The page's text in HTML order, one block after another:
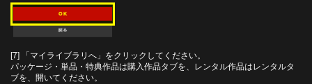
[7] 「マイライブラリへ」をクリックしてください。
パッケージ・単品・特典作品は購入作品タブを、レンタル作品はレンタルタ
ブを、開いてください。